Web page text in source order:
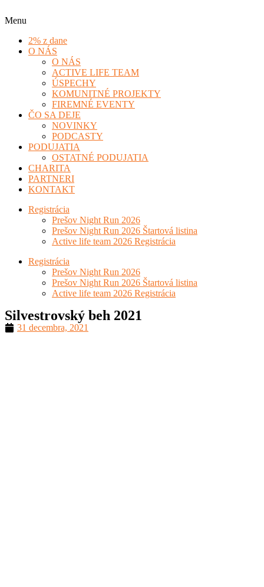
Menu
2% z dane
O NÁS
O NÁS
ACTIVE LIFE TEAM
ÚSPECHY
KOMUNITNÉ PROJEKTY
FIREMNÉ EVENTY
ČO SA DEJE
NOVINKY
PODCASTY
PODUJATIA
OSTATNÉ PODUJATIA
CHARITA
PARTNERI
KONTAKT
Registrácia
Prešov Night Run 2026
Prešov Night Run 2026 Štartová listina
Active life team 2026 Registrácia
Registrácia
Prešov Night Run 2026
Prešov Night Run 2026 Štartová listina
Active life team 2026 Registrácia
Silvestrovský beh 2021
31 decembra, 2021